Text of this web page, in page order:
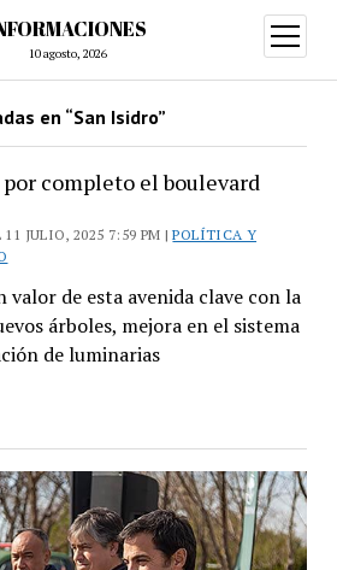
10 agosto, 2026
abrir
menú
en “San Isidro”
completo el boulevard
11 JULIO, 2025 7:59 PM |POLÍTICA Y
valor de esta avenida clave con la
árboles, mejora en el sistema
de luminarias